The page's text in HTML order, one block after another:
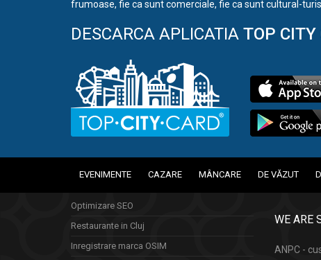
frumoase, fie ca sunt comerciale, fie ca sunt cultural-
DESCARCA APLICATIA TOP CITY
EVENIMENTE CAZARE MÂNCARE DE VĂZUT
Optimizare SEO
Restaurante in Cluj
Inregistrare marca OSIM
WE ARE
ANPC -